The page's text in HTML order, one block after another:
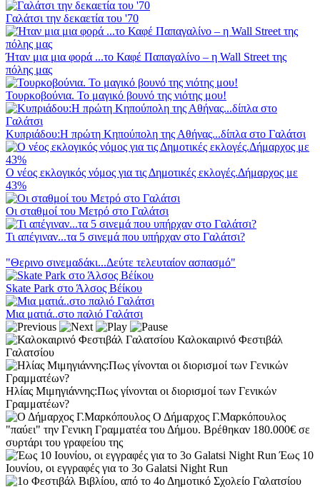
Γαλάτσι την δεκαετία του '70
Ήταν μια μια φορά ...το Καφέ Παπαγαλίνο – η Wall Street της
πόλης μας
Τουρκοβούνια. Το μαγικό βουνό της νιότης μου!
Κυπριάδου:H πρώτη Κηπούπολη της Αθήνας...δίπλα στο Γαλάτσι
Ο νέος εκλογικός νόμος για τις Δημοτικές εκλογές.Δήμαρχος με
43%
Οι σταθμοί του Μετρό στο Γαλάτσι
Τι απέγιναν...τα 5 σινεμά που υπήρχαν στο Γαλάτσι?
"Θερινο σινεμαδάκι...Δεύτε τελευταίον ασπασμό"
Skate Park στο Άλσος Βέίκου
Μια ματιά..στο παλιό Γαλάτσι
Καλοκαιρινό Φεστιβάλ
Γαλατσίου
Ηλίας Μιμηγιάννης:Πως γίνονται οι διορισμοί των Γενικών
Γραμματέων?
Ο Δήμαρχος Γ.Μαρκόπουλος
"παύει" την Γενικη Γραμματέα του Δήμου. Βρέθηκαν 180.000€ σε
συρτάρι του γραφείου της
Έως 10
Ιουνίου, οι εγγραφές για το 3ο Galatsi Night Run